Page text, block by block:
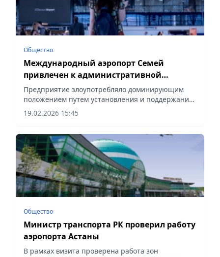
Общество
Международный аэропорт Семей
привлечен к административной
ответственности
Предприятие злоупотребляло доминирующим
положением путем установления и поддержания
монопольно высокой цены на авиатопливо при
розничной реализации, сообщает Vecher.kz.
19.02.2026 15:45
Общество
Министр транспорта РК проверил работу
аэропорта Астаны
В рамках визита проверена работа зон